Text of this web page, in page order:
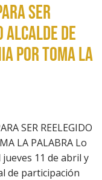
SER
ALCALDE DE
POR TOMA LA
SER REELEGIDO
LA PALABRA Lo
11 de abril y
de participación